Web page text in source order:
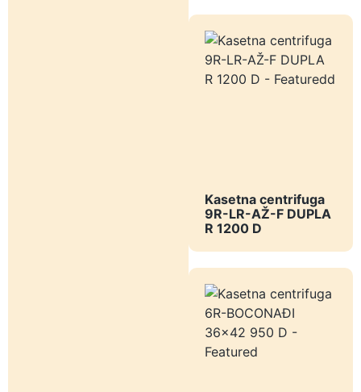
Kasetna centrifuga
9R-LR-AŽ-F DUPLA
R 1200 D